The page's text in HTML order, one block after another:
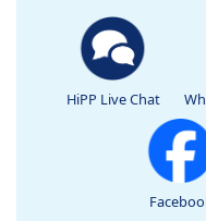
HiPP Live Chat